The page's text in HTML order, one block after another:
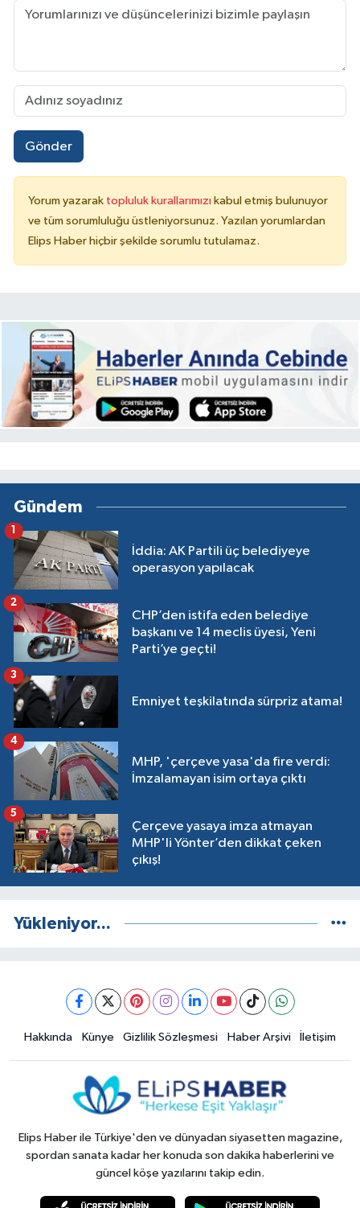
Gönder
Yorum yazarak topluluk kurallarımızı kabul etmiş bulunuyor
ve tüm sorumluluğu üstleniyorsunuz. Yazılan yorumlardan
Elips Haber hiçbir şekilde sorumlu tutulamaz.
Gündem
İddia: AK Partili üç belediyeye
operasyon yapılacak
1
CHP’den istifa eden belediye
başkanı ve 14 meclis üyesi, Yeni
Parti’ye geçti!
2
Emniyet teşkilatında sürpriz atama!
3
MHP, 'çerçeve yasa'da fire verdi:
İmzalamayan isim ortaya çıktı
4
Çerçeve yasaya imza atmayan
MHP'li Yönter’den dikkat çeken
çıkış!
5
Yükleniyor...
Hakkında Künye Gizlilik Sözleşmesi Haber Arşivi İletişim
Elips Haber ile Türkiye'den ve dünyadan siyasetten magazine,
spordan sanata kadar her konuda son dakika haberlerini ve
güncel köşe yazılarını takip edin.